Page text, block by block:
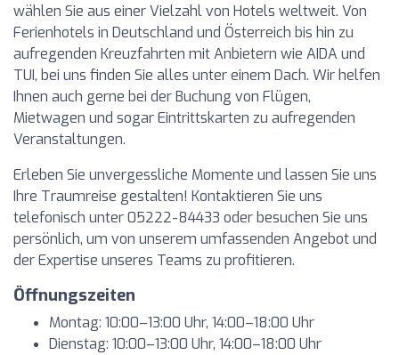
wählen Sie aus einer Vielzahl von Hotels weltweit. Von
Ferienhotels in Deutschland und Österreich bis hin zu
aufregenden Kreuzfahrten mit Anbietern wie AIDA und
TUI, bei uns finden Sie alles unter einem Dach. Wir helfen
Ihnen auch gerne bei der Buchung von Flügen,
Mietwagen und sogar Eintrittskarten zu aufregenden
Veranstaltungen.
Erleben Sie unvergessliche Momente und lassen Sie uns
Ihre Traumreise gestalten! Kontaktieren Sie uns
telefonisch unter 05222-84433 oder besuchen Sie uns
persönlich, um von unserem umfassenden Angebot und
der Expertise unseres Teams zu profitieren.
Öffnungszeiten
Montag: 10:00–13:00 Uhr, 14:00–18:00 Uhr
Dienstag: 10:00–13:00 Uhr, 14:00–18:00 Uhr